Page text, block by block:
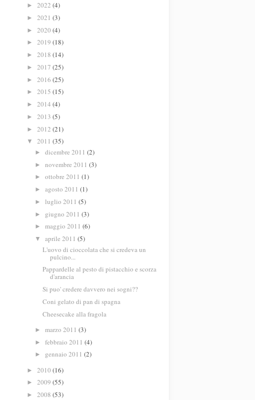
► 2022 (4)
► 2021 (3)
► 2020 (4)
► 2019 (18)
► 2018 (14)
► 2017 (25)
► 2016 (25)
► 2015 (15)
► 2014 (4)
► 2013 (5)
► 2012 (21)
▼ 2011 (35)
► dicembre 2011 (2)
► novembre 2011 (3)
► ottobre 2011 (1)
► agosto 2011 (1)
► luglio 2011 (5)
► giugno 2011 (3)
► maggio 2011 (6)
▼ aprile 2011 (5)
L'uovo di cioccolata che si credeva un
pulcino...
Pappardelle al pesto di pistacchio e scorza
d'arancia
Si puo' credere davvero nei sogni??
Coni gelato di pan di spagna
Cheesecake alla fragola
► marzo 2011 (3)
► febbraio 2011 (4)
► gennaio 2011 (2)
► 2010 (16)
► 2009 (55)
► 2008 (53)